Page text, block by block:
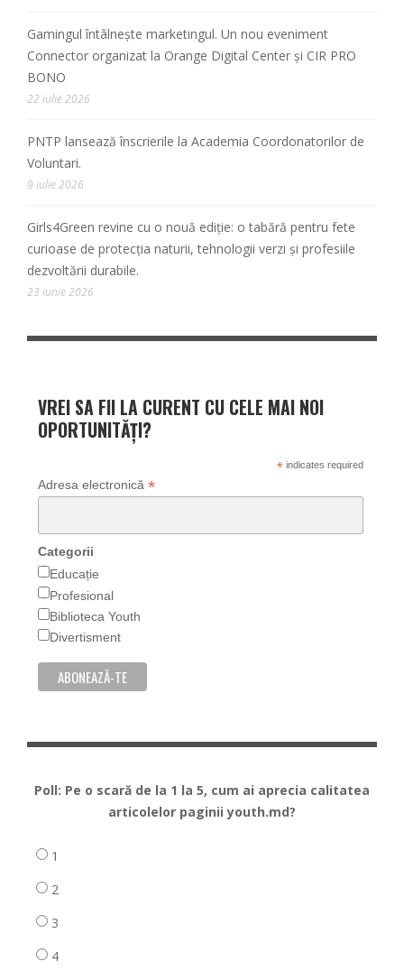
Gamingul întâlnește marketingul. Un nou eveniment
Connector organizat la Orange Digital Center și CIR PRO
BONO
22 iulie 2026
PNTP lansează înscrierile la Academia Coordonatorilor de
Voluntari.
9 iulie 2026
Girls4Green revine cu o nouă ediție: o tabără pentru fete
curioase de protecția naturii, tehnologii verzi și profesiile
dezvoltării durabile.
23 iunie 2026
VREI SA FII LA CURENT CU CELE MAI NOI
OPORTUNITĂȚI?
*indicates required
Adresa electronică *
Categorii
Educație
Profesional
Biblioteca Youth
Divertisment
Poll: Pe o scară de la 1 la 5, cum ai aprecia calitatea
articolelor paginii youth.md?
1
2
3
4